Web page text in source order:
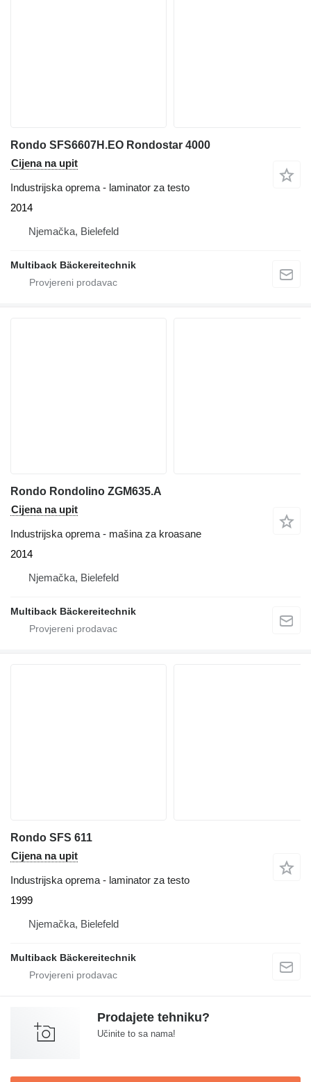
Rondo SFS6607H.EO Rondostar 4000
Cijena na upit
Industrijska oprema - laminator za testo
2014
Njemačka, Bielefeld
Multiback Bäckereitechnik
Rondo Rondolino ZGM635.A
Cijena na upit
Industrijska oprema - mašina za kroasane
2014
Njemačka, Bielefeld
Multiback Bäckereitechnik
Rondo SFS 611
Cijena na upit
Industrijska oprema - laminator za testo
1999
Njemačka, Bielefeld
Multiback Bäckereitechnik
Prodajete tehniku?
Učinite to sa nama!